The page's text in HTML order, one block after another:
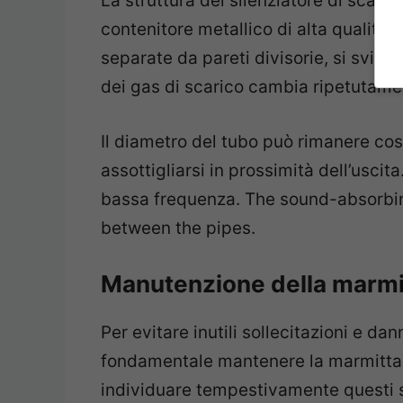
contenitore metallico di alta qualità
separate da pareti divisorie, si
dei gas di scarico cambia
Il diametro del tubo può rimanere
assottigliarsi in prossimità
bassa frequenza. The sound-
between the pipes.
Manutenzione della
Per evitare inutili sollecitazioni e
fondamentale mantenere la
individuare tempestivamente questi